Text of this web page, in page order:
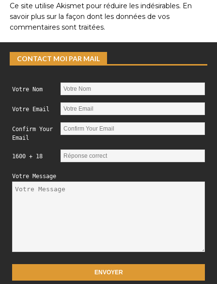
Ce site utilise Akismet pour réduire les indésirables. En
savoir plus sur la façon dont les données de vos
commentaires sont traitées.
CONTACT MOI PAR MAIL
Votre Nom
Votre Email
Confirm Your
Email
1600 + 18
Votre Message